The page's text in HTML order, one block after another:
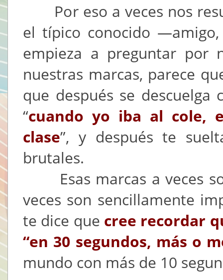
Por eso a veces nos
el típico conocido
empieza a preguntar por
nuestras marcas, parece
que después se
“cuando yo iba al cole,
clase”, y después te
brutales.
Esas marcas a veces
veces son sencillamente
te dice que cree recordar
“en 30 segundos, más o
mundo con más de 10